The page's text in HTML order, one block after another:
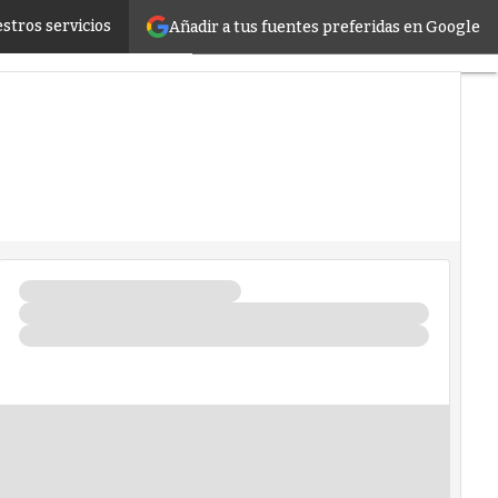
Añadir a tus fuentes preferidas en Google
servicios